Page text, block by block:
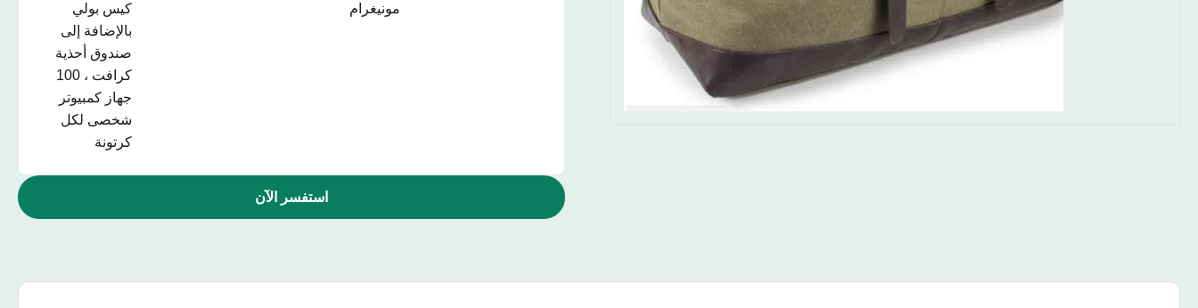
مونيغرام
كيس بولي
بالإضافة إلى
صندوق أحذية
كرافت ، 100
جهاز كمبيوتر
شخصى لكل
كرتونة
استفسر الآن